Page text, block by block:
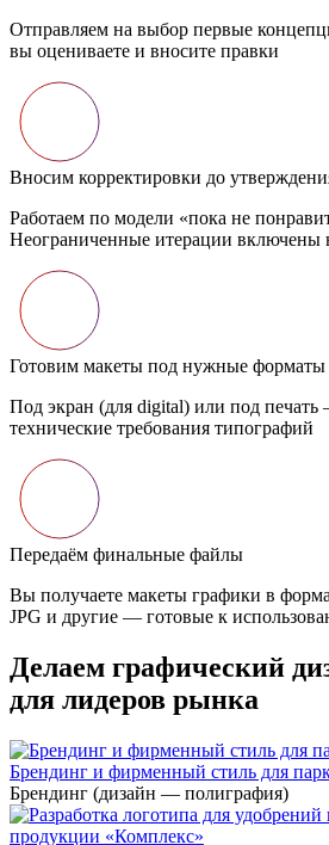
Отправляем на выбор первые
вы оцениваете и вносите правки
Вносим корректировки до
Работаем по модели «пока не
Неограниченные итерации включены
Готовим макеты под нужные форматы
Под экран (для digital) или под
технические требования типографий
Передаём финальные файлы
Вы получаете макеты графики в
JPG и другие — готовые к
Делаем графический
для лидеров рынка
Брендинг и фирменный стиль для
Брендинг (дизайн — полиграфия)